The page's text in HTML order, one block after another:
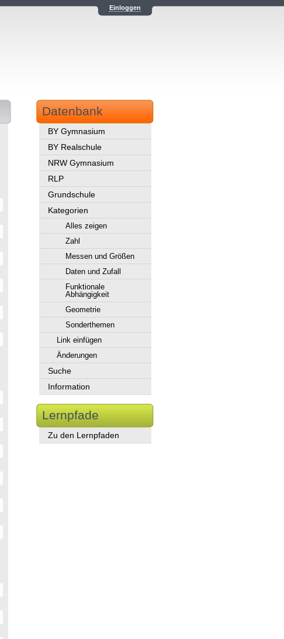
Einloggen
Datenbank
BY Gymnasium
BY Realschule
NRW Gymnasium
RLP
Grundschule
Kategorien
Alles zeigen
Zahl
Messen und Größen
Daten und Zufall
Funktionale
Abhängigkeit
Geometrie
Sonderthemen
Link einfügen
Änderungen
Suche
Information
Lernpfade
Zu den Lernpfaden